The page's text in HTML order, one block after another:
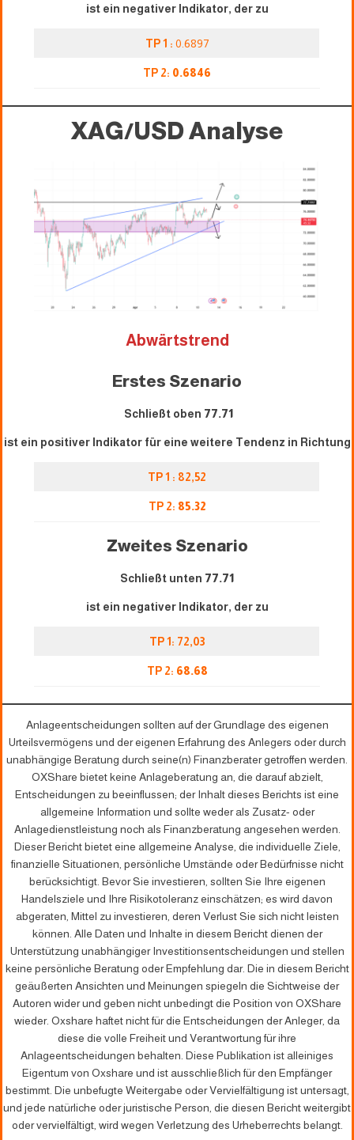
ist ein negativer Indikator, der zu
TP 1 : 0.6897
TP 2: 0.6846
XAG/USDAnalyse
Abwärtstrend
Erstes Szenario
Schließt oben 77.71
ist ein positiver Indikator für eine weitere Tendenz in Richtung
TP 1 : 82,52
TP 2: 85.32
Zweites Szenario
Schließt unten 77.71
ist ein negativer Indikator, der zu
TP 1: 72,03
TP 2: 68.68
Anlageentscheidungen sollten auf der Grundlage des eigenen
Urteilsvermögens und der eigenen Erfahrung des Anlegers oder durch
unabhängige Beratung durch seine(n) Finanzberater getroffen werden.
OXShare bietet keine Anlageberatung an, die darauf abzielt,
Entscheidungen zu beeinflussen; der Inhalt dieses Berichts ist eine
allgemeine Information und sollte weder als Zusatz- oder
Anlagedienstleistung noch als Finanzberatung angesehen werden.
Dieser Bericht bietet eine allgemeine Analyse, die individuelle Ziele,
finanzielle Situationen, persönliche Umstände oder Bedürfnisse nicht
berücksichtigt. Bevor Sie investieren, sollten Sie Ihre eigenen
Handelsziele und Ihre Risikotoleranz einschätzen; es wird davon
abgeraten, Mittel zu investieren, deren Verlust Sie sich nicht leisten
können. Alle Daten und Inhalte in diesem Bericht dienen der
Unterstützung unabhängiger Investitionsentscheidungen und stellen
keine persönliche Beratung oder Empfehlung dar. Die in diesem Bericht
geäußerten Ansichten und Meinungen spiegeln die Sichtweise der
Autoren wider und geben nicht unbedingt die Position von OXShare
wieder. Oxshare haftet nicht für die Entscheidungen der Anleger, da
diese die volle Freiheit und Verantwortung für ihre
Anlageentscheidungen behalten. Diese Publikation ist alleiniges
Eigentum von Oxshare und ist ausschließlich für den Empfänger
bestimmt. Die unbefugte Weitergabe oder Vervielfältigung ist untersagt,
und jede natürliche oder juristische Person, die diesen Bericht weitergibt
oder vervielfältigt, wird wegen Verletzung des Urheberrechts belangt.